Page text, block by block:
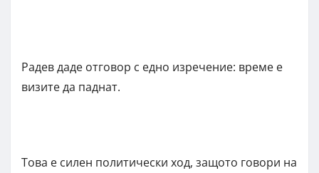
Радев даде отговор с едно изречение: време е
визите да паднат.
Това е силен политически ход, защото говори на